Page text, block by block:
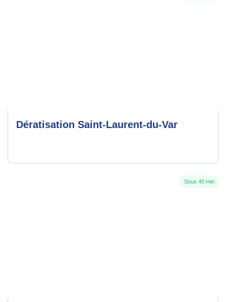
Dératisation Saint-Laurent-du-Var
Sous 40 min